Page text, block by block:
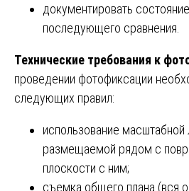
документировать
последующего сравнения.
Технические требования к
проведении фотофиксации
следующих правил:
использование масштабной
размещаемой рядом с
плоскости с ним;
съемка общего плана (вся